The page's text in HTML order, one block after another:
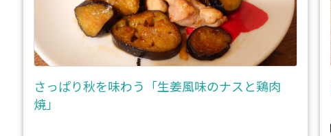
さっぱり秋を味わう「生姜風味のナスと鶏肉
焼」